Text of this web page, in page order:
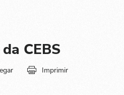
CEBS
Imprimir